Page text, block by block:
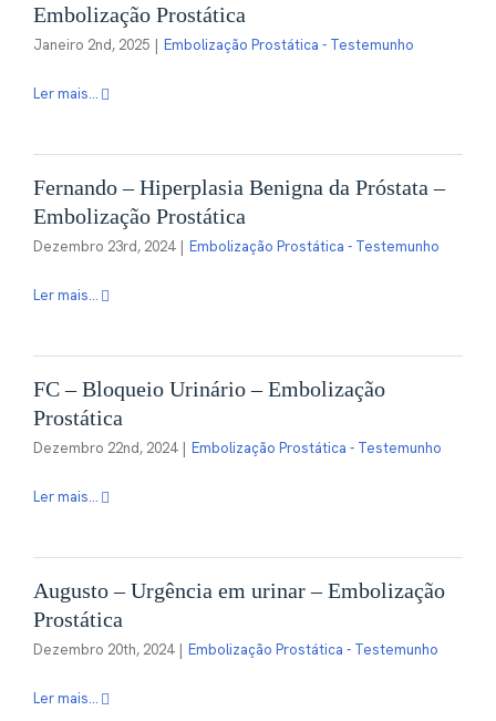
Embolização Prostática
Janeiro 2nd, 2025 | Embolização Prostática - Testemunho
Ler mais...
Fernando – Hiperplasia Benigna da Próstata –
Embolização Prostática
Dezembro 23rd, 2024 | Embolização Prostática - Testemunho
Ler mais...
FC – Bloqueio Urinário – Embolização
Prostática
Dezembro 22nd, 2024 | Embolização Prostática - Testemunho
Ler mais...
Augusto – Urgência em urinar – Embolização
Prostática
Dezembro 20th, 2024 | Embolização Prostática - Testemunho
Ler mais...